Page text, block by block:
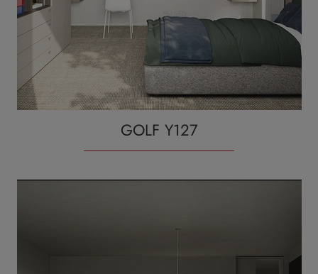
GOLF Y127